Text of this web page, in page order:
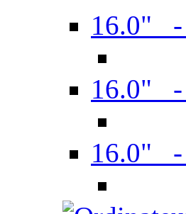
16.0"
16.0"
16.0"